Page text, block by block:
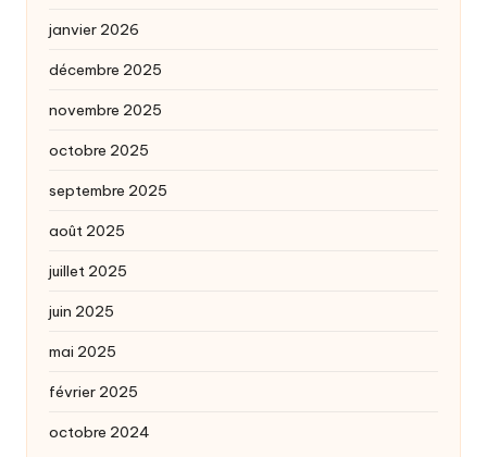
janvier 2026
décembre 2025
novembre 2025
octobre 2025
septembre 2025
août 2025
juillet 2025
juin 2025
mai 2025
février 2025
octobre 2024